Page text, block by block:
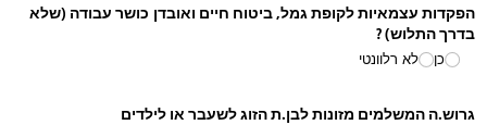
הפקדות עצמאיות לקופת גמל, ביטוח חיים ואובדן כושר עבודה (שלא
בדרך התלוש) ?
כן לא רלוונטי
גרוש.ה המשלמים מזונות לבן.ת הזוג לשעבר או לילדים